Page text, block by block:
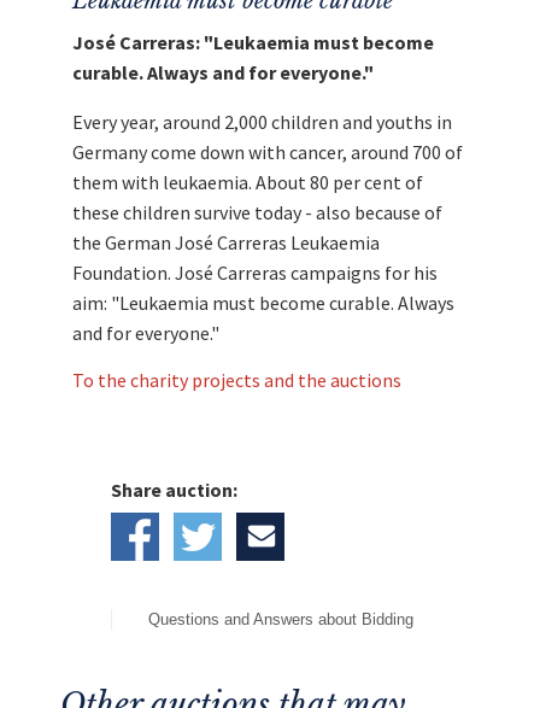
José Carreras: "Leukaemia must become
curable. Always and for everyone."
Every year, around 2,000 children and youths in
Germany come down with cancer, around 700 of
them with leukaemia. About 80 per cent of
these children survive today - also because of
the German José Carreras Leukaemia
Foundation. José Carreras campaigns for his
aim: "Leukaemia must become curable. Always
and for everyone."
To the charity projects and the auctions
Share auction:
Questions and Answers about Bidding